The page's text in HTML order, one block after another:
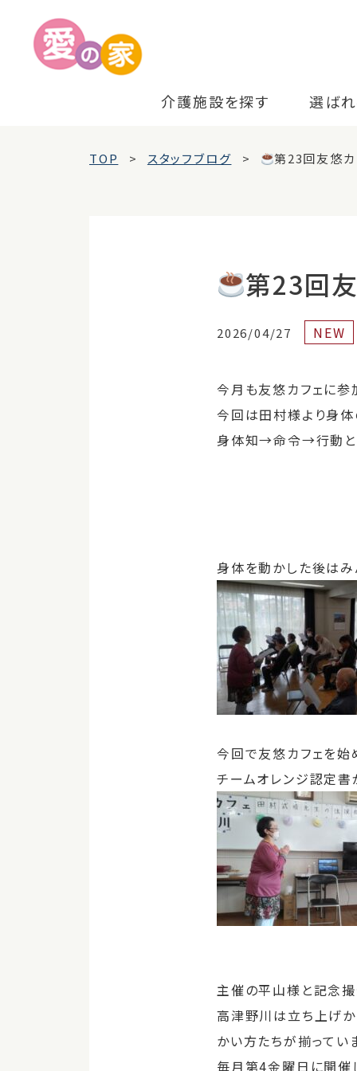
介護施設を探す 選ば
TOP スタッフブログ 第23回友悠カ
第23回
2026/04/27 NEW
今月も友悠カフェに参
今回は田村様より身体
身体知→命令→行動と
身体を動かした後は
今回で友悠カフェを始
チームオレンジ認定
主催の平山様と記念
高津野川は立ち上げか
かい方たちが揃ってい
毎月第4金曜日に開催